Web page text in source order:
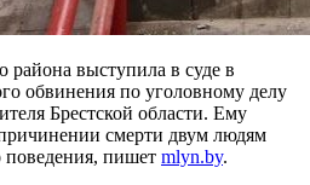
района выступила в суде в
обвинения по уголовному делу
Брестской области. Ему
смерти двум людям
поведения, пишет mlyn.by.